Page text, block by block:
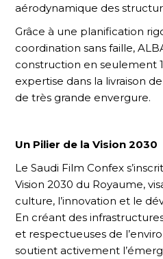
aérodynamique des
Grâce à une planification
coordination sans faille,
construction en seulement
expertise dans la livraison
de très grande envergure.
Un Pilier de la Vision 2030
Le Saudi Film Confex
Vision 2030 du Royaume,
culture, l’innovation et le
En créant des
et respectueuses de
soutient activement